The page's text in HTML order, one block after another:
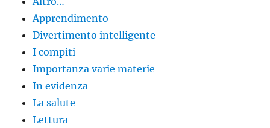
Apprendimento
Divertimento intelligente
I compiti
Importanza varie materie
In evidenza
La salute
Lettura